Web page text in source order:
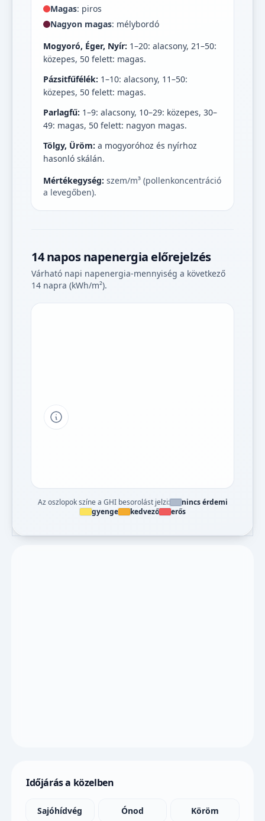
Magas: piros
Nagyon magas: mélybordó
Mogyoró, Éger, Nyír: 1–20: alacsony, 21–50:
közepes, 50 felett: magas.
Pázsitfűfélék: 1–10: alacsony, 11–50:
közepes, 50 felett: magas.
Parlagfű: 1–9: alacsony, 10–29: közepes, 30–
49: magas, 50 felett: nagyon magas.
Tölgy, Üröm: a mogyoróhoz és nyírhoz
hasonló skálán.
Mértékegység: szem/m³ (pollenkoncentráció
a levegőben).
14 napos napenergia előrejelzés
Várható napi napenergia-mennyiség a következő
14 napra (kWh/m²).
Tipp a grafikon jelmagyarázatához
Az oszlopok színe a GHI besorolást jelzi:
nincs érdemi
gyenge
kedvező erős
Időjárás a közelben
Sajóhídvég Ónod Köröm